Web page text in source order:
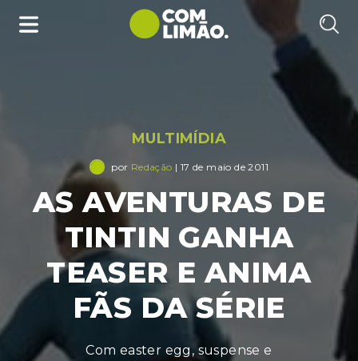
MULTIMÍDIA
por Redação | 17 de maio de 2011
AS AVENTURAS DE
TINTIN GANHA
TEASER E ANIMA
FÃS DA SÉRIE
Com easter egg, suspense e